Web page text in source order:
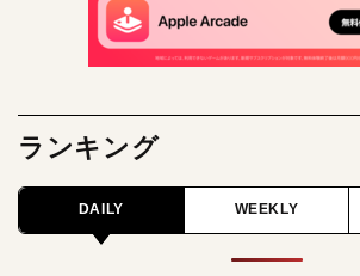
ランキング
DAILY WEEKLY